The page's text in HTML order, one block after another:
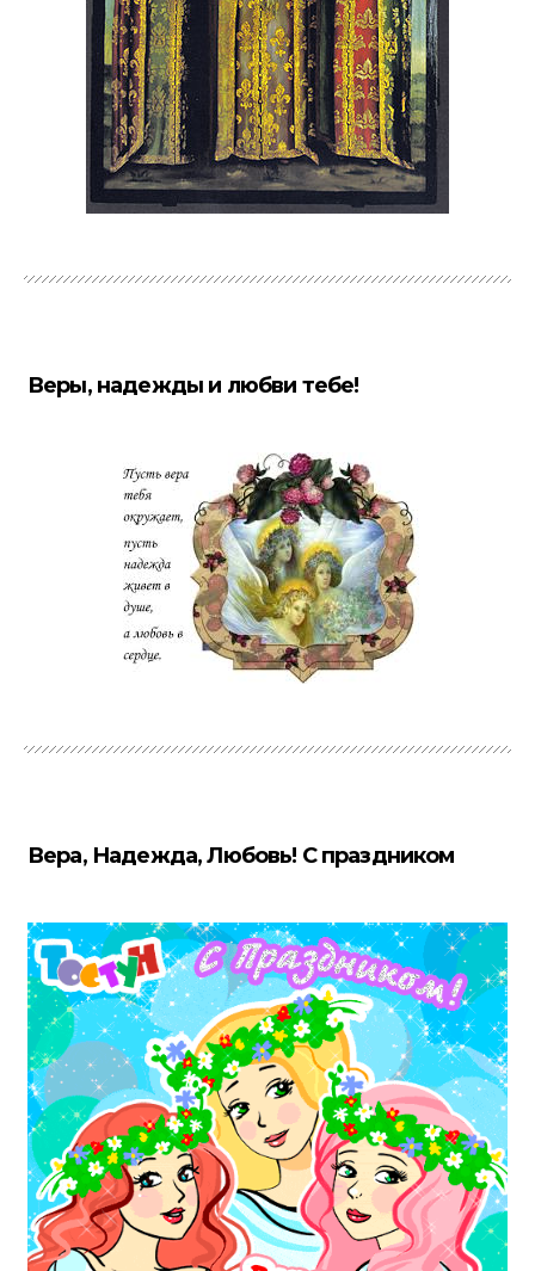
Веры, надежды и любви тебе!
Вера, Надежда, Любовь! С праздником